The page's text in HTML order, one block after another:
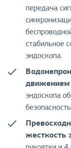
передача
стабильное
эндоскопа.
движением
эндоскопа
жесткость